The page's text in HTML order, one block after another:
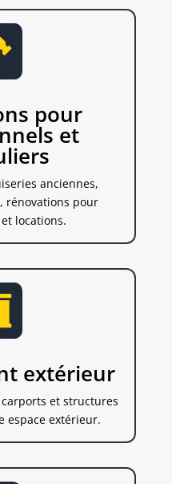
pour
et
anciennes,
rénovations pour
locations.
extérieur
et structures
espace extérieur.